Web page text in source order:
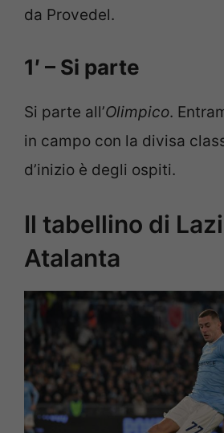
da Provedel.
1′ – Si parte
Si parte all’Olimpico.
in campo con la divisa
d’inizio è degli ospiti.
Il tabellino di
Atalanta